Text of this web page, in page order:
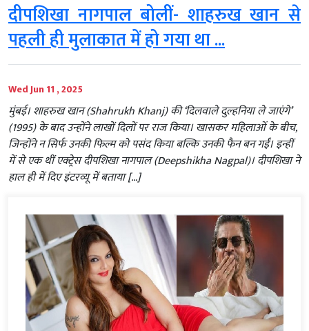
दीपशिखा नागपाल बोलीं- शाहरुख खान से
पहली ही मुलाकात में हो गया था ...
Wed Jun 11 , 2025
मुंबई। शाहरुख खान (Shahrukh Khanj) की ‘दिलवाले दुल्हनिया ले जाएंगे’
(1995) के बाद उन्होंने लाखों दिलों पर राज किया। खासकर महिलाओं के बीच,
जिन्होंने न सिर्फ उनकी फिल्म को पसंद किया बल्कि उनकी फैन बन गईं। इन्हीं
में से एक थीं एक्ट्रेस दीपशिखा नागपाल (Deepshikha Nagpal)। दीपशिखा ने
हाल ही में दिए इंटरव्यू में बताया […]